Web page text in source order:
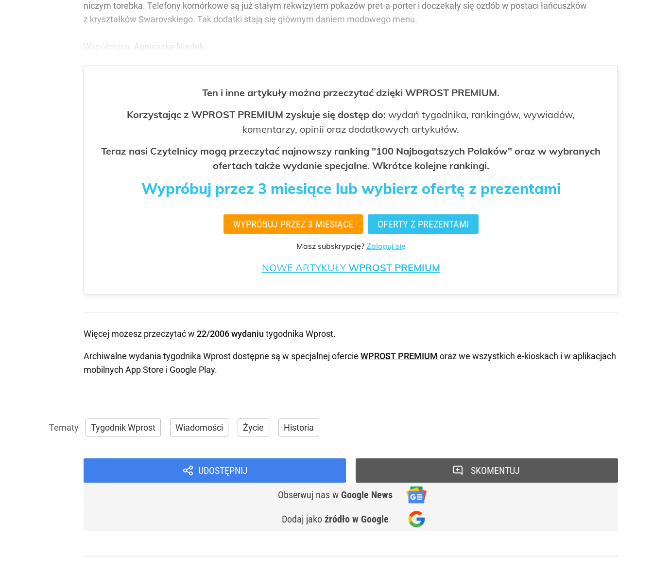
niczym torebka. Telefony komórkowe są już stałym rekwizytem pokazów pret-a-porter i doczekały się ozdób w postaci łańcuszków
z kryształków Swarovskiego. Tak dodatki stają się głównym daniem modowego menu.
Współpraca: Agnieszka Niedek
Ten i inne artykuły można przeczytać dzięki WPROST PREMIUM.
Korzystając z WPROST PREMIUM zyskuje się dostęp do: wydań tygodnika, rankingów, wywiadów,
komentarzy, opinii oraz dodatkowych artykułów.
Teraz nasi Czytelnicy mogą przeczytać najnowszy ranking "100 Najbogatszych Polaków" oraz w wybranych
ofertach także wydanie specjalne. Wkrótce kolejne rankingi.
Wypróbuj przez 3 miesiące lub wybierz ofertę z prezentami
WYPRÓBUJ PRZEZ 3 MIESIĄCE OFERTY Z PREZENTAMI
Masz subskrypcję? Zaloguj się
NOWE ARTYKUŁYWPROST PREMIUM
Więcej możesz przeczytać w 22/2006 wydaniu tygodnika Wprost.
Archiwalne wydania tygodnika Wprost dostępne są w specjalnej ofercie WPROST PREMIUM oraz we wszystkich e-kioskach i w aplikacjach
mobilnych App Store i Google Play.
Tygodnik Wprost Wiadomości Życie Historia
UDOSTĘPNIJ
Obserwuj nas w Google News
Dodaj jako źródło w Google
SKOMENTUJ